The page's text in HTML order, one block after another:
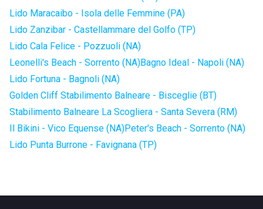
Lido Maracaibo - Isola delle Femmine (PA)
Lido Zanzibar - Castellammare del Golfo (TP)
Lido Cala Felice - Pozzuoli (NA)
Leonelli's Beach - Sorrento (NA)Bagno Ideal - Napoli (NA)
Lido Fortuna - Bagnoli (NA)
Golden Cliff Stabilimento Balneare - Bisceglie (BT)
Stabilimento Balneare La Scogliera - Santa Severa (RM)
Il Bikini - Vico Equense (NA)Peter's Beach - Sorrento (NA)
Lido Punta Burrone - Favignana (TP)